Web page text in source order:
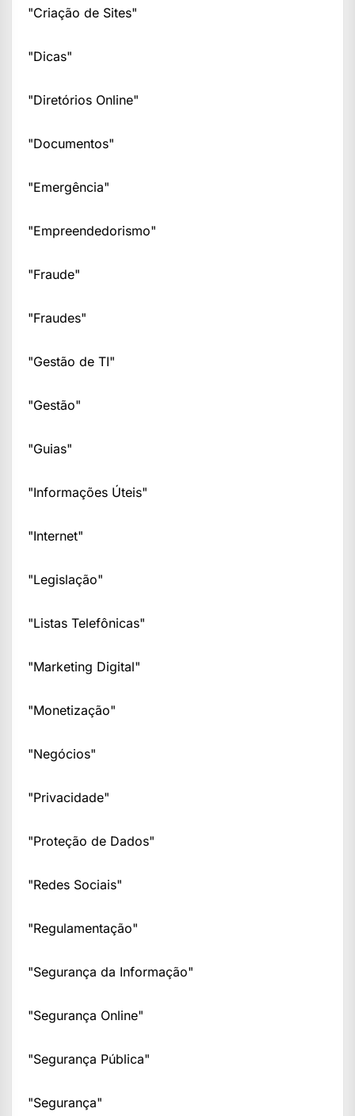
"Criação de Sites"
"Dicas"
"Diretórios Online"
"Documentos"
"Emergência"
"Empreendedorismo"
"Fraude"
"Fraudes"
"Gestão de TI"
"Gestão"
"Guias"
"Informações Úteis"
"Internet"
"Legislação"
"Listas Telefônicas"
"Marketing Digital"
"Monetização"
"Negócios"
"Privacidade"
"Proteção de Dados"
"Redes Sociais"
"Regulamentação"
"Segurança da Informação"
"Segurança Online"
"Segurança Pública"
"Segurança"